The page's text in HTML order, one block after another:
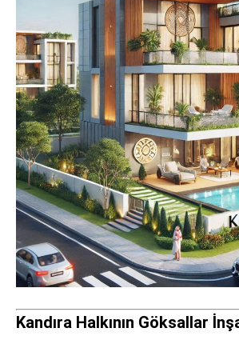
Kandıra Halkının Göksallar